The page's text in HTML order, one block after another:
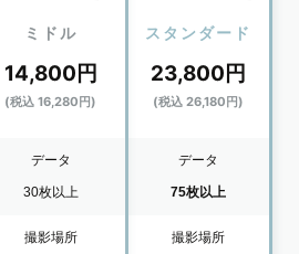
ミドル
14,800円
(税込 16,280円)
データ
30枚以上
撮影場所
スタンダード
23,800円
(税込 26,180円)
データ
75枚以上
撮影場所